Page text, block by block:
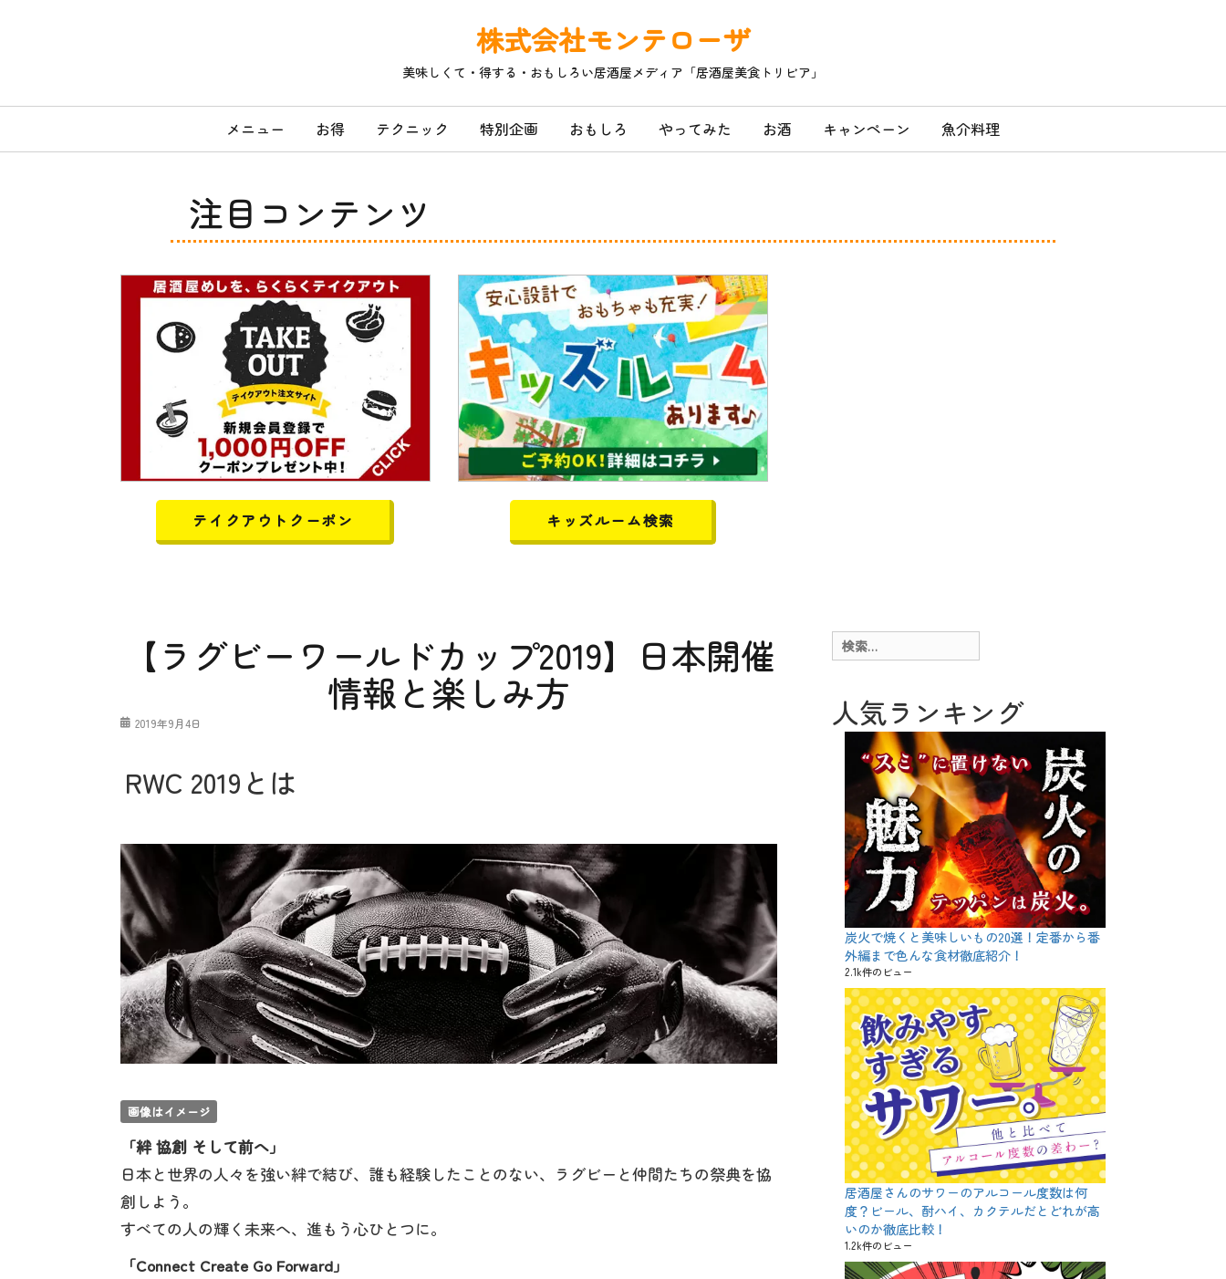
ッ
株式会社モンテローザ
美味しくて・得する・おもしろい居酒屋メディア「居酒屋美食トリビア」
イ
メニュー お得 テクニック 特別企画 おもしろ やってみた お酒 キャンペーン 魚介料理
注目コンテンツ
テイクアウトクーポン キッズルーム検索
【ラグビーワールドカップ2019】日本開催
情報と楽しみ方
投 2019年9月4日
RWC 2019とは
画像はイメージ
「絆 協創 そして前へ」
日本と世界の人々を強い絆で結び、誰も経験したことのない、ラグビーと仲間たちの祭典を協
創しよう。
すべての人の輝く未来へ、進もう心ひとつに。
「Connect Create Go Forward」
検
索:
人気ランキング
炭火で焼くと美味しいもの20選！定番から番
外編まで色んな食材徹底紹介！
2.1k件のビュー
居酒屋さんのサワーのアルコール度数は何
度？ビール、酎ハイ、カクテルだとどれが高
いのか徹底比較！
1.2k件のビュー